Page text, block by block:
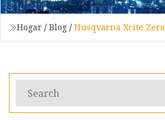
Hogar / Blog / Husqvarna Xcite Zero